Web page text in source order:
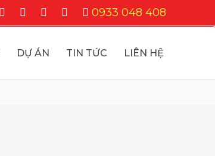
0933 048 408
DỰ ÁN TIN TỨC LIÊN HỆ